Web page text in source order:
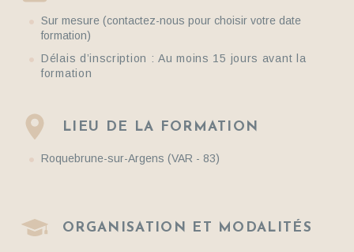
Sur mesure (contactez-nous pour choisir votre date
formation)
Délais d’inscription :Au moins 15 jours avant la
formation
LIEU DE LA FORMATION
Roquebrune-sur-Argens (VAR - 83)
ORGANISATION ET MODALITÉS